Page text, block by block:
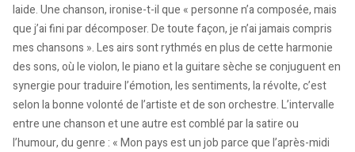
laide. Une chanson, ironise-t-il que « personne n’a composée, mais
que j’ai fini par décomposer. De toute façon, je n’ai jamais compris
mes chansons ». Les airs sont rythmés en plus de cette harmonie
des sons, où le violon, le piano et la guitare sèche se conjuguent en
synergie pour traduire l’émotion, les sentiments, la révolte, c’est
selon la bonne volonté de l’artiste et de son orchestre. L’intervalle
entre une chanson et une autre est comblé par la satire ou
l’humour, du genre : « Mon pays est un job parce que l’après-midi